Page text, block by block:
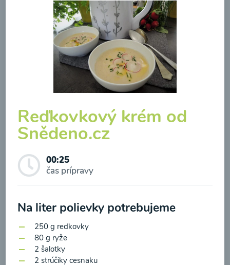
syrom
Reďkovkový krém od
Snědeno.cz
00:25
čas prípravy
Na liter polievky potrebujeme
250 g reďkovky
80 g ryže
2 šalotky
2 strúčiky cesnaku
Odber noviniek a akcií
Odoslaním registrácie na Newsletter súhlasím so
spracovaním osobných údajov pre účely